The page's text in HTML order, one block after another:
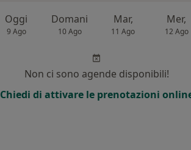
Oggi
9 Ago
Domani
10 Ago
Mar,
11 Ago
Mer,
12 Ago
Non ci sono agende disponibili!
Chiedi di attivare le prenotazioni